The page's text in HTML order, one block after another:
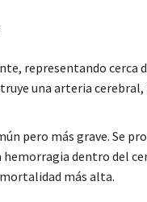
representando cerca
una arteria
pero más grave. Se
hemorragia dentro del
más alta.